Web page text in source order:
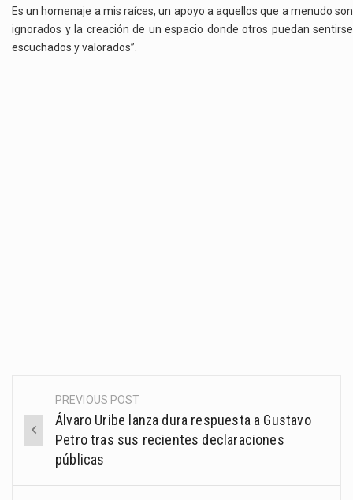
Es un homenaje a mis raíces, un apoyo a aquellos que a menudo son
ignorados y la creación de un espacio donde otros puedan sentirse
escuchados y valorados”.
Post
navigation
PREVIOUS POST
Álvaro Uribe lanza dura respuesta a Gustavo
Petro tras sus recientes declaraciones
públicas